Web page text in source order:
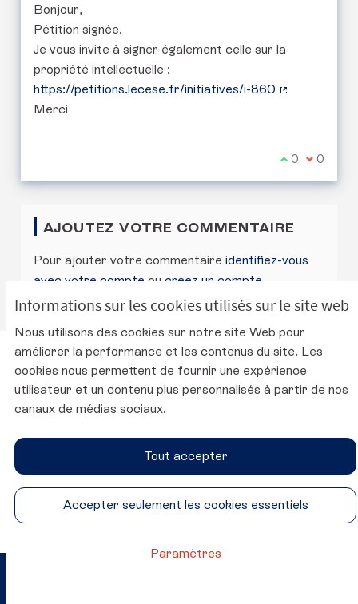
Informations sur les cookies utilisés sur le site web
Nous utilisons des cookies sur notre site Web pour
améliorer la performance et les contenus du site. Les
cookies nous permettent de fournir une expérience
utilisateur et un contenu plus personnalisés à partir de nos
canaux de médias sociaux.
Tout accepter
Accepter seulement les cookies essentiels
Paramètres
Bonjour,
Pétition signée.
Je vous invite à signer également celle sur la
propriété intellectuelle :
https://petitions.lecese.fr/initiatives/i-860
Merci
Je suis
0 Je ne
0
AJOUTEZ VOTRE COMMENTAIRE
Pour ajouter votre commentaire identifiez-vous
avec votre compte ou créez un compte
Charte d'utilisation de la plateforme
Mentions légales
Conditions générales d'utilisation
Paramètres des cookies
SUIVEZ-NOUS
Conseil économique, social et environnemental sur Twitter
Conseil économique, social et environnemental sur
Conseil économique, social et
Conseil économique, social et